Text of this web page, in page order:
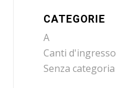
CATEGORIE
A
Canti d'ingresso
Senza categoria